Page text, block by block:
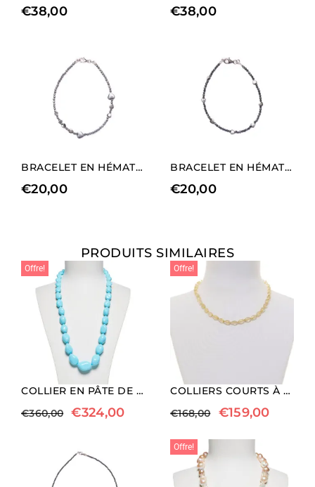
€38,00 €38,00
BRACELET EN HÉMATITE RHODIÉE AVEC ÉLÉMENTS EN FORME DE CŒUR.
€20,00
BRACELET EN HÉMATITE NATURELLE AVEC ÉLÉMENTS EN FORME DE CŒUR.
€20,00
PRODUITS SIMILAIRES
Offre!
COLLIER EN PÂTE DE TURQUOISE AVEC FERMETURE EN ARGENT
€360,00 €324,00
Offre!
COLLIERS COURTS À FACETTES EN CITRINE
€168,00 €159,00
Offre!